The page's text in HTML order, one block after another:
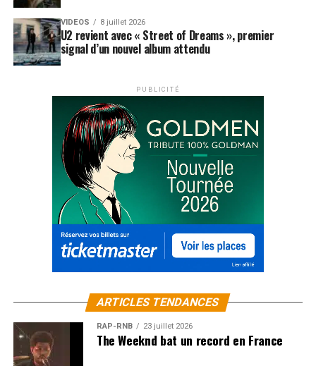
VIDEOS 8 juillet 2026
U2 revient avec « Street of Dreams », premier
signal d’un nouvel album attendu
PUBLICITÉ
ARTICLES TENDANCES
RAP-RNB 23 juillet 2026
The Weeknd bat un record en France